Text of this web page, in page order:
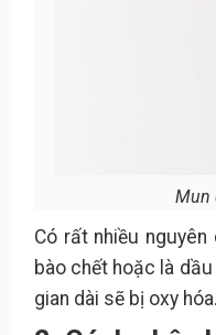
Mun
Có rất nhiều
bào chết hoặc là
gian dài sẽ bị oxy